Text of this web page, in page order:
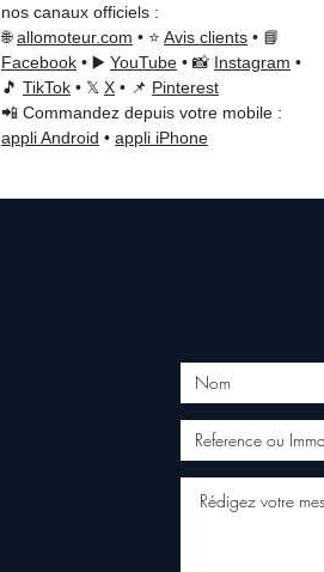
nos canaux officiels :
🌐allomoteur.com • ⭐ Avis clients • 📘
Facebook • ▶️ YouTube • 📸 Instagram •
🎵 TikTok • 𝕏 X • 📌 Pinterest
📲 Commandez depuis votre mobile :
appli Android • appli iPhone